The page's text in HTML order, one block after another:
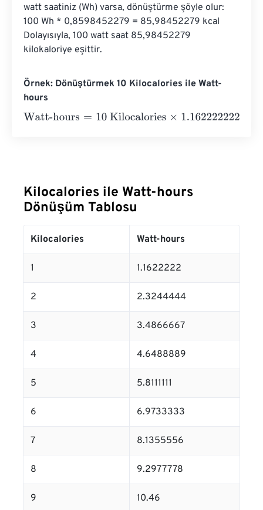
watt saatiniz (Wh) varsa, dönüştürme şöyle olur:
100 Wh * 0,8598452279 = 85,98452279 kcal
Dolayısıyla, 100 watt saat 85,98452279
kilokaloriye eşittir.
Örnek: Dönüştürmek 10 Kilocalories ile Watt-
hours
Watt-hours=10 Kilocalories×1.1622222222=11.6222222
Kilocalories ile Watt-hours
Dönüşüm Tablosu
Kilocalories Watt-hours
1 1.1622222
2 2.3244444
3 3.4866667
4 4.6488889
5 5.8111111
6 6.9733333
7 8.1355556
8 9.2977778
9 10.46